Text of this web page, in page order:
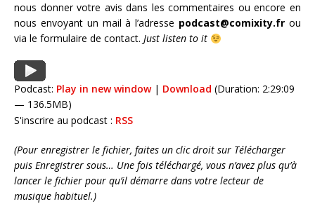
nous donner votre avis dans les commentaires ou encore en
nous envoyant un mail à l’adresse podcast@comixity.fr ou
via le formulaire de contact. Just listen to it
Podcast: Play in new window| Download (Duration: 2:29:09
— 136.5MB)
S'inscrire au podcast : RSS
(Pour enregistrer le fichier, faites un clic droit sur Télécharger
puis Enregistrer sous… Une fois téléchargé, vous n’avez plus qu’à
lancer le fichier pour qu’il démarre dans votre lecteur de
musique habituel.)